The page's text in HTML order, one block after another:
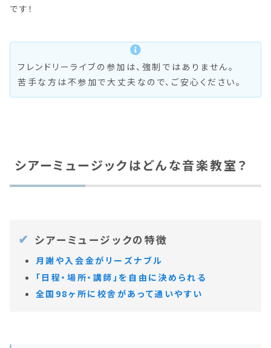
です！
フレンドリーライブの参加は、強制ではありません。
苦手な方は不参加で大丈夫なので、ご安心ください。
シアーミュージックはどんな音楽教室？
シアーミュージックの特徴
月謝や入会金がリーズナブル
「日程・場所・講師」を自由に決められる
全国98ヶ所に校舎があって通いやすい